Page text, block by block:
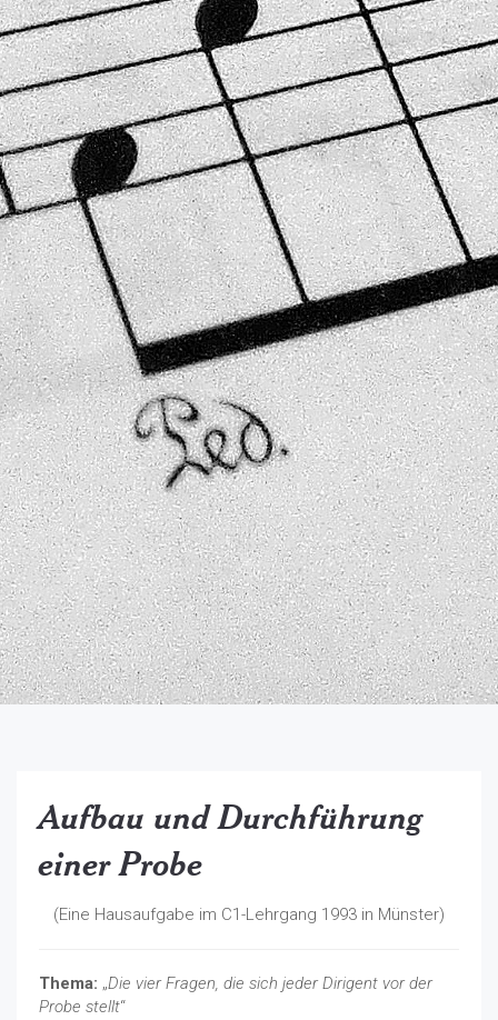
Aufbau und Durchführung
einer Probe
(Eine Hausaufgabe im C1-Lehrgang 1993 in Münster)
Thema: „Die vier Fragen, die sich jeder Dirigent vor der
Probe stellt“